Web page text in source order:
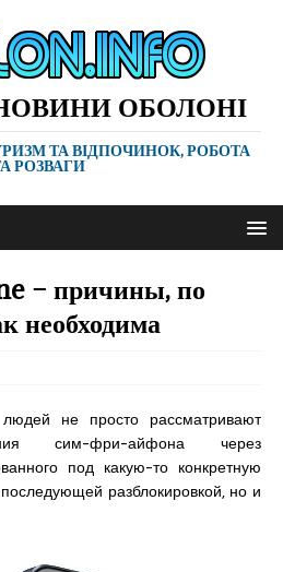
ОБОЛОНІ
ТА ВІДПОЧИНОК, РОБОТА
РОЗВАГИ
– причины, по
необходима
не просто рассматривают
сим-фри-айфона через
под какую-то конкретную
разблокировкой, но и